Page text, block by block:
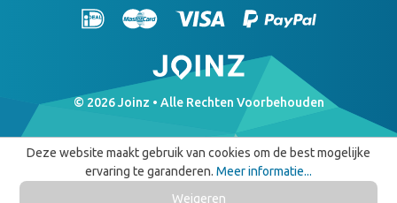
© 2026 Joinz • Alle Rechten Voorbehouden
Deze website maakt gebruik van cookies om de best mogelijke
ervaring te garanderen. Meer informatie...
Weigeren